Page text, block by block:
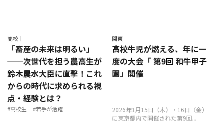
高校｜
「畜産の未来は明るい」
──次世代を担う農高生が
鈴木農水大臣に直撃！これ
からの時代に求められる視
点・経験とは？
#高校生 #若手が活躍
関東
高校牛児が燃える、年に一
度の大会「 第9回 和牛甲子
園」開催
2026年1月15日（木）・16日（金）
に東京都内で開催された第9回...